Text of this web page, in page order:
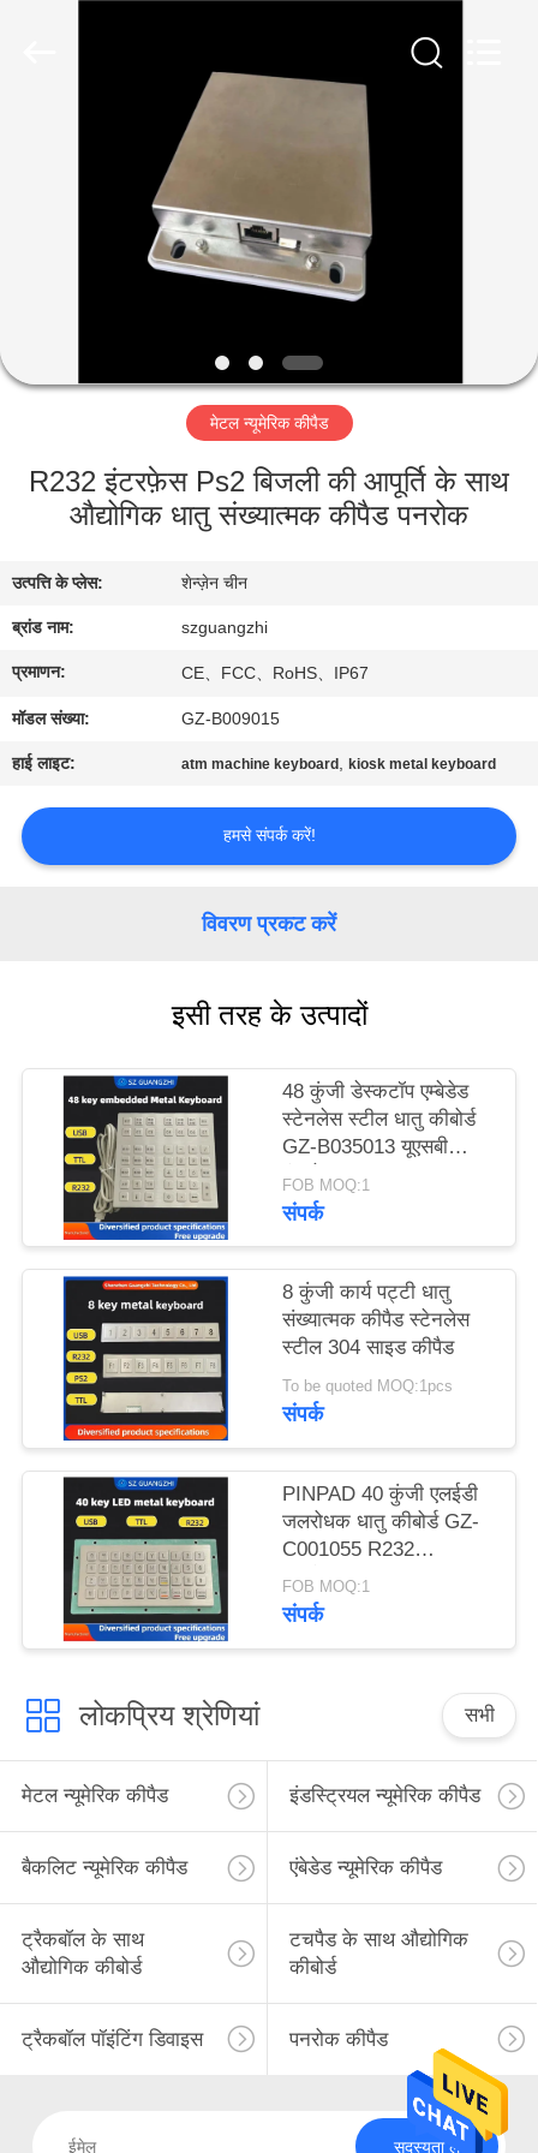
में
भ्रमण
नियंत्रण
संपर्क
करें
उद्धरण
की
PRIVACY
POLICY
मेटल न्यूमेरिक कीपैड
R232 इंटरफ़ेस Ps2 बिजली की आपूर्ति के साथ
औद्योगिक धातु संख्यात्मक कीपैड पनरोक
उत्पत्ति के प्लेस: शेन्ज़ेन चीन
ब्रांड नाम: szguangzhi
प्रमाणन: CE、FCC、RoHS、IP67
मॉडल संख्या: GZ-B009015
हाई लाइट: atm machine keyboard ,kiosk metal keyboard
हमसे संपर्क करें!
विवरण प्रकट करें
इसी तरह के उत्पादों
48 कुंजी डेस्कटॉप एम्बेडेड
स्टेनलेस स्टील धातु कीबोर्ड
GZ-B035013 यूएसबी
इंटरफ़ेस
FOB MOQ:1
संपर्क
8 कुंजी कार्य पट्टी धातु
संख्यात्मक कीपैड स्टेनलेस
स्टील 304 साइड कीपैड
To be quoted MOQ:1pcs
संपर्क
PINPAD 40 कुंजी एलईडी
जलरोधक धातु कीबोर्ड GZ-
C001055 R232
इंटरफ़ेस,यूएसबी tipkovnica
FOB MOQ:1
संपर्क
लोकप्रिय श्रेणियां सभी
मेटल न्यूमेरिक कीपैड इंडस्ट्रियल न्यूमेरिक कीपैड
बैकलिट न्यूमेरिक कीपैड एंबेडेड न्यूमेरिक कीपैड
ट्रैकबॉल के साथ
औद्योगिक कीबोर्ड
टचपैड के साथ औद्योगिक
कीबोर्ड
ट्रैकबॉल पॉइंटिंग डिवाइस पनरोक कीपैड
सदस्यता लें